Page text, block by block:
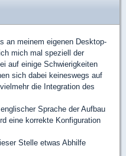
an meinem eigenen Desktop-
mich mal speziell der
auf einige Schwierigkeiten
sich dabei keineswegs auf
die Integration des
Sprache der Aufbau
eine korrekte Konfiguration
Stelle etwas Abhilfe